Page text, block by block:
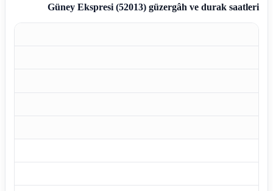
Güney Ekspresi (52013)güzergâh ve durak saatleri